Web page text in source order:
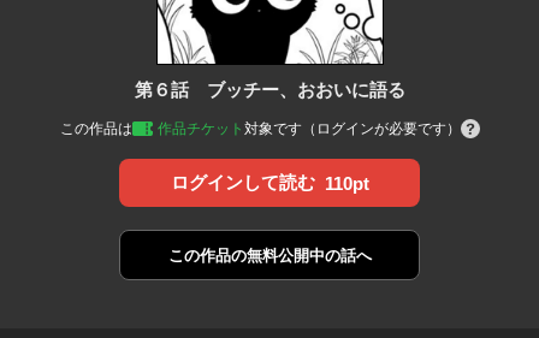
第６話 ブッチー、おおいに語る
この作品は 作品チケット 対象です（ログインが必要です）
ログインして読む 110pt
この作品の無料公開中の話へ